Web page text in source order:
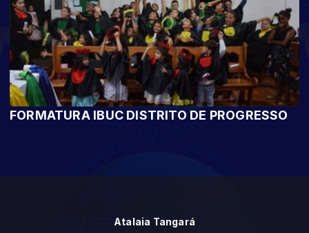
FORMATURA IBUC DISTRITO DE PROGRESSO
Atalaia Tangará